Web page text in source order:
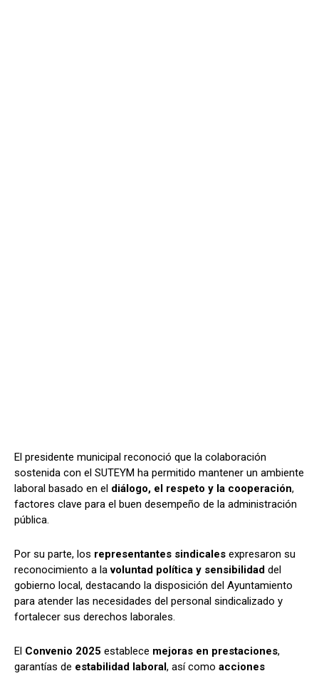
El presidente municipal reconoció que la colaboración
sostenida con el SUTEYM ha permitido mantener un ambiente
laboral basado en el diálogo, el respeto y la cooperación,
factores clave para el buen desempeño de la administración
pública.
Por su parte, los representantes sindicales expresaron su
reconocimiento a lavoluntad política y sensibilidad del
gobierno local, destacando la disposición del Ayuntamiento
para atender las necesidades del personal sindicalizado y
fortalecer sus derechos laborales.
El Convenio 2025 establece mejoras en prestaciones,
garantías de estabilidad laboral, así como acciones